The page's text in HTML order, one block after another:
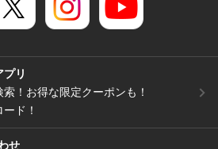
プリ
！お得な限定クーポンも！
ド！
せ